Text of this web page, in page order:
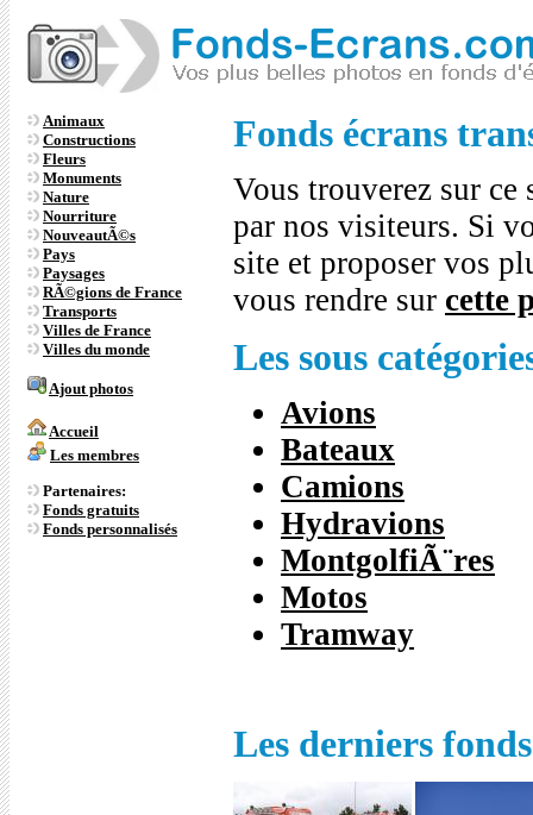
Animaux
Constructions
Fleurs
Monuments
Nature
Nourriture
NouveautÃ©s
Pays
Paysages
RÃ©gions de France
Transports
Villes de France
Villes du monde
Ajout photos
Accueil
Les membres
Partenaires:
Fonds gratuits
Fonds personnalisés
Fonds écrans
Vous trouverez sur ce
par nos visiteurs. Si
site et proposer vos
vous rendre sur cette
Les sous
Avions
Bateaux
Camions
Hydravions
MontgolfiÃ¨res
Motos
Tramway
Les derniers